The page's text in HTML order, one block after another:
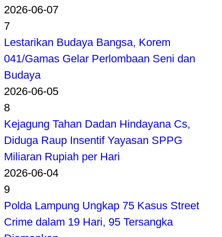
2026-06-07
7
Lestarikan Budaya Bangsa, Korem
041/Gamas Gelar Perlombaan Seni dan
Budaya
2026-06-05
8
Kejagung Tahan Dadan Hindayana Cs,
Diduga Raup Insentif Yayasan SPPG
Miliaran Rupiah per Hari
2026-06-04
9
Polda Lampung Ungkap 75 Kasus Street
Crime dalam 19 Hari, 95 Tersangka